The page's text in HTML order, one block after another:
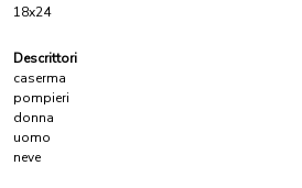
18x24
Descrittori
caserma
pompieri
donna
uomo
neve